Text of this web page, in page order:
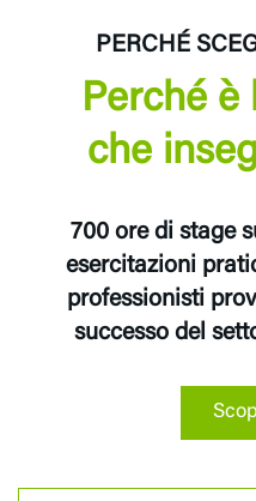
PERCHÉ
Perché è
che
700 ore di stage
esercitazioni
professionisti
successo del